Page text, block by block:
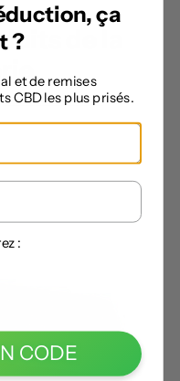
de la
ça
?
et de remises
CBD les plus prisés.
:
CODE